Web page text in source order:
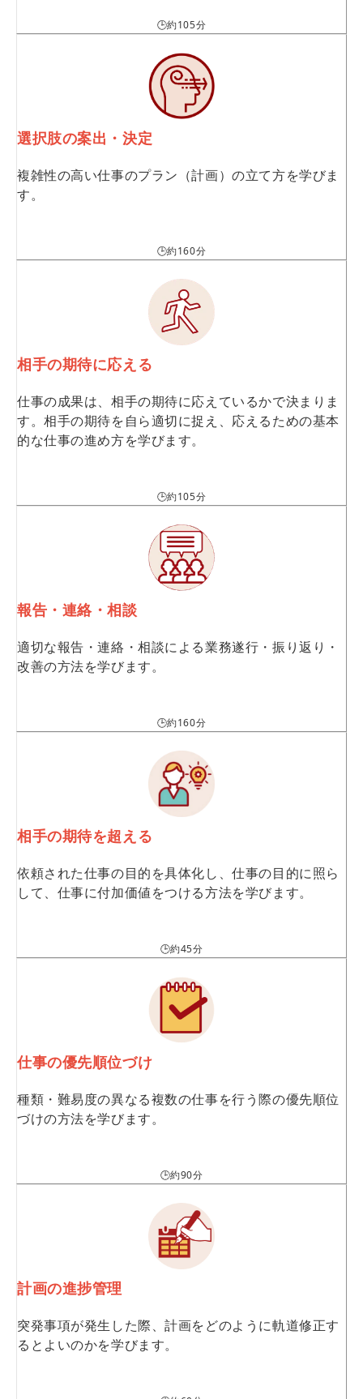
🕒約105分
選択肢の案出・決定
複雑性の高い仕事のプラン（計画）の立て方を学びま
す。
🕒約160分
相手の期待に応える
仕事の成果は、相手の期待に応えているかで決まりま
す。相手の期待を自ら適切に捉え、応えるための基本
的な仕事の進め方を学びます。
🕒約105分
報告・連絡・相談
適切な報告・連絡・相談による業務遂行・振り返り・
改善の方法を学びます。
🕒約160分
相手の期待を超える
依頼された仕事の目的を具体化し、仕事の目的に照ら
して、仕事に付加価値をつける方法を学びます。
🕒約45分
仕事の優先順位づけ
種類・難易度の異なる複数の仕事を行う際の優先順位
づけの方法を学びます。
🕒約90分
計画の進捗管理
突発事項が発生した際、計画をどのように軌道修正す
るとよいのかを学びます。